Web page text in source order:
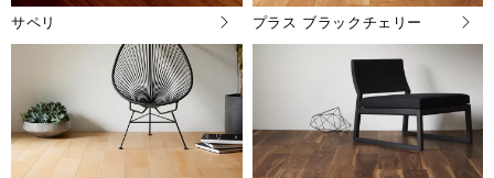
サペリ プラス ブラックチェリー